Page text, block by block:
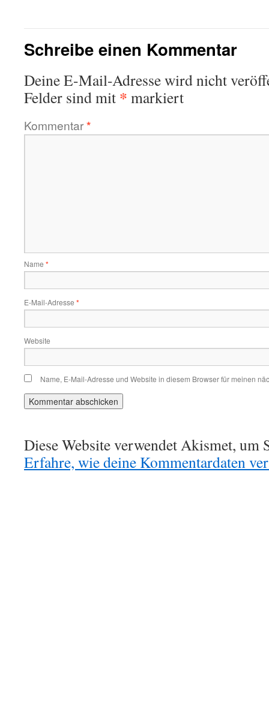
Schreibe einen Kommentar
Deine E-Mail-Adresse wird nicht
Felder sind mit * markiert
Kommentar*
Name *
E-Mail-Adresse *
Website
Name, E-Mail-Adresse und Website in diesem Browser für meinen
Diese Website verwendet Akismet, um
Erfahre, wie deine Kommentardaten